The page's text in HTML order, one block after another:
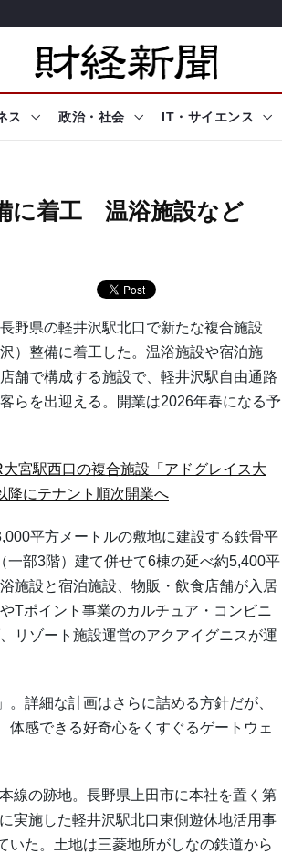
ス 政治・社会 IT・サイエンス
に着工 温浴施設など
野県の軽井沢駅北口で新たな複合施設
沢）整備に着工した。温浴施設や宿泊施
舗で構成する施設で、軽井沢駅自由通路
らを出迎える。開業は2026年春になる予
大宮駅西口の複合施設「アドグレイス大
降にテナント順次開業へ
平方メートルの敷地に建設する鉄骨平
一部3階）建て併せて6棟の延べ約5,400平
施設と宿泊施設、物販・飲食店舗が入居
Tポイント事業のカルチュア・コンビニ
リゾート施設運営のアクアイグニスが運
詳細な計画はさらに詰める方針だが、
感できる好奇心をくすぐるゲートウェ
線の跡地。長野県上田市に本社を置く第
実施した軽井沢駅北口東側遊休地活用事
いた。土地は三菱地所がしなの鉄道から